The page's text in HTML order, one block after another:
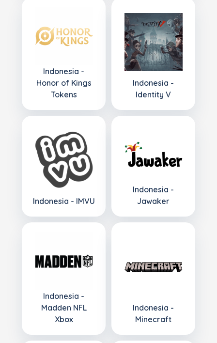
Indonesia -
Honor of Kings
Tokens
Indonesia -
Identity V
Indonesia - IMVU
Indonesia -
Jawaker
Indonesia -
Madden NFL
Xbox
Indonesia -
Minecraft